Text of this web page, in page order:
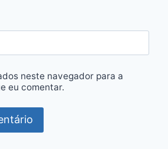
neste navegador para a
eu comentar.